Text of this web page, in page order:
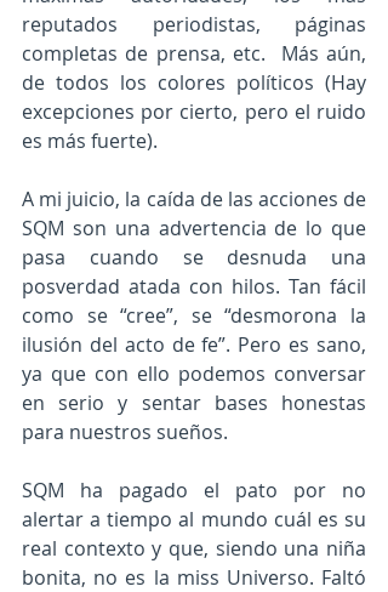
reputados periodistas, páginas
completas de prensa, etc.  Más aún,
de todos los colores políticos (Hay
excepciones por cierto, pero el ruido
es más fuerte).
A mi juicio, la caída de las acciones de
SQM son una advertencia de lo que
pasa cuando se desnuda una
posverdad atada con hilos. Tan fácil
como se “cree”, se “desmorona la
ilusión del acto de fe”. Pero es sano,
ya que con ello podemos conversar
en serio y sentar bases honestas
para nuestros sueños.
SQM ha pagado el pato por no
alertar a tiempo al mundo cuál es su
real contexto y que, siendo una niña
bonita, no es la miss Universo. Faltó